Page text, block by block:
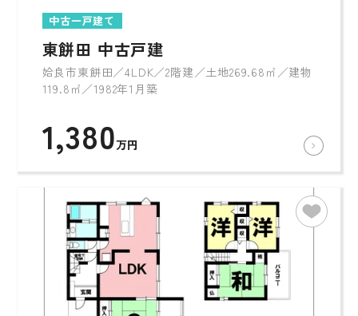
中古一戸建て
東餅田 中古戸建
姶良市東餅田／4LDK／2階建／土地269.68㎡／建物
119.8㎡／1982年1月築
1,380万円